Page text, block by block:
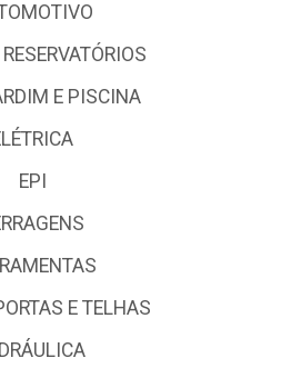
E PISCINA
EPI
E TELHAS